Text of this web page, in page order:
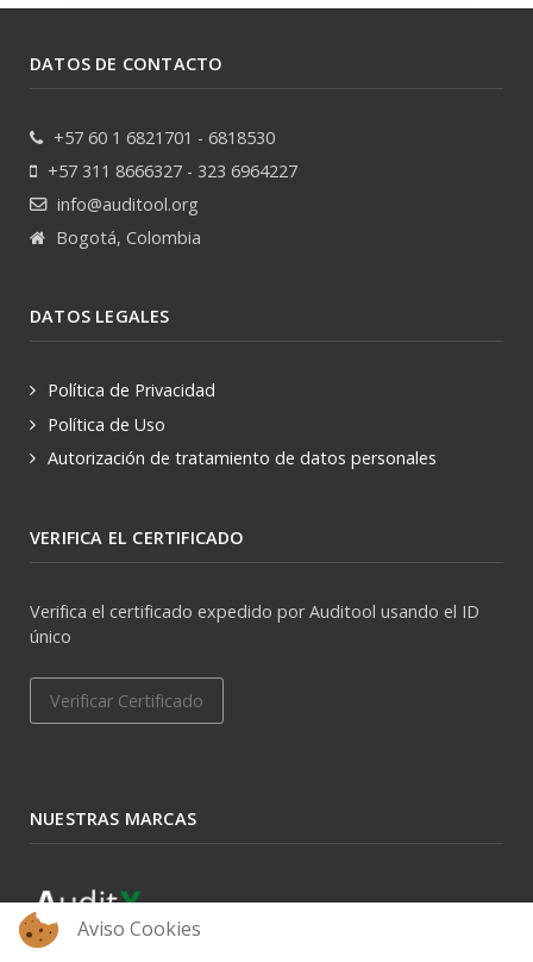
DATOS DE CONTACTO
+57 60 1 6821701 - 6818530
+57 311 8666327 - 323 6964227
info@auditool.org
Bogotá, Colombia
DATOS LEGALES
Política de Privacidad
Política de Uso
Autorización de tratamiento de datos personales
VERIFICA EL CERTIFICADO
Verifica el certificado expedido por Auditool usando el ID
único
Verificar Certificado
NUESTRAS MARCAS
Aviso Cookies